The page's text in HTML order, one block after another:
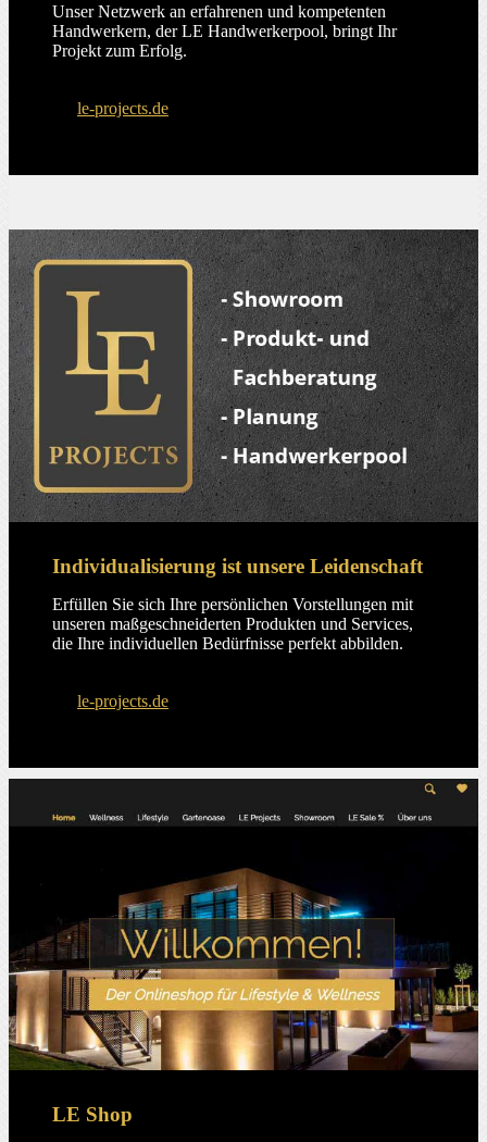
Unser Netzwerk an erfahrenen und kompetenten
Handwerkern, der LE Handwerkerpool, bringt Ihr
Projekt zum Erfolg.
le-projects.de
Individualisierung ist unsere Leidenschaft
Erfüllen Sie sich Ihre persönlichen Vorstellungen mit
unseren maßgeschneiderten Produkten und Services,
die Ihre individuellen Bedürfnisse perfekt abbilden.
le-projects.de
LE Shop